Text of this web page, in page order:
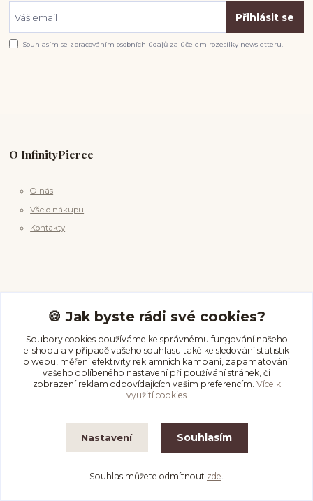
Přihlásit se
Souhlasím se zpracováním osobních údajů za účelem rozesílky newsletteru.
O InfinityPierce
O nás
Vše o nákupu
Kontakty
Pomoc & info
Průvodce velikostí
Péče o piercing
Kde nás najdete
🍪 Jak byste rádi své cookies?
Soubory cookies používáme ke správnému fungování našeho
e-shopu a v případě vašeho souhlasu také ke sledování statistik
o webu, měření efektivity reklamních kampaní, zapamatování
vašeho oblíbeného nastavení při používání stránek, či
zobrazení reklam odpovídajících vašim preferencím. Více k
využití cookies
Nastavení Souhlasím
Souhlas můžete odmítnout zde